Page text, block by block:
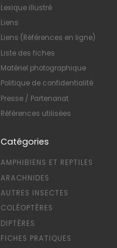
Lexique illustré
Liens
Liens (Références en ligne)
Liste des fiches
Matériel photographique
Politique de confidentialité
Presse / Partenariat
Références utilisées
Catégories
AMPHIBIENS ET REPTILES
ARACHNIDES
AUTRES INSECTES
COLÉOPTÈRES
DIPTÈRES
FICHES PRATIQUES